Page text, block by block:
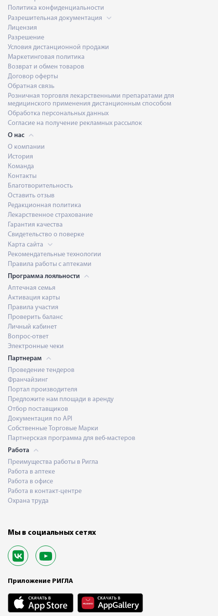
Политика конфиденциальности
Разрешительная документация
Лицензия
Разрешение
Условия дистанционной продажи
Маркетинговая политика
Возврат и обмен товаров
Договор оферты
Обратная связь
Розничная торговля лекарственными препаратами для
медицинского применения дистанционным способом
Обработка персональных данных
Согласие на получение рекламных рассылок
О нас
О компании
История
Команда
Контакты
Благотворительность
Оставить отзыв
Редакционная политика
Лекарственное страхование
Гарантия качества
Свидетельство о поверке
Карта сайта
Рекомендательные технологии
Правила работы с аптеками
Программа лояльности
Аптечная семья
Активация карты
Правила участия
Проверить баланс
Личный кабинет
Вопрос-ответ
Электронные чеки
Партнерам
Проведение тендеров
Франчайзинг
Портал производителя
Предложите нам площади в аренду
Отбор поставщиков
Документация по API
Собственные Торговые Марки
Партнерская программа для веб-мастеров
Работа
Преимущества работы в Ригла
Работа в аптеке
Работа в офисе
Работа в контакт-центре
Охрана труда
Мы в социальных сетях
Приложение РИГЛА